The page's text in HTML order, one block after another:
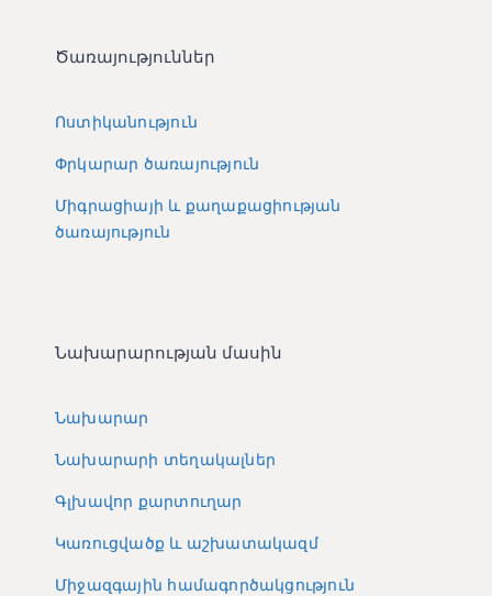
Ծառայություններ
Ոստիկանություն
Փրկարար ծառայություն
Միգրացիայի և քաղաքացիության
ծառայություն
Նախարարության մասին
Նախարար
Նախարարի տեղակալներ
Գլխավոր քարտուղար
Կառուցվածք և աշխատակազմ
Միջազգային համագործակցություն